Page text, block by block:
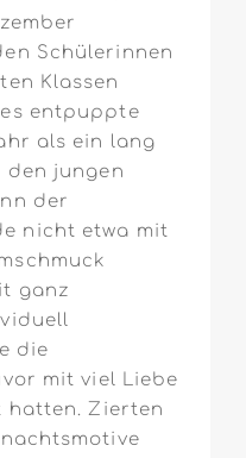
Schülerinnen
Klassen
entpuppte
als ein lang
den jungen
der
nicht etwa mit
ganz
die
mit viel Liebe
hatten. Zierten